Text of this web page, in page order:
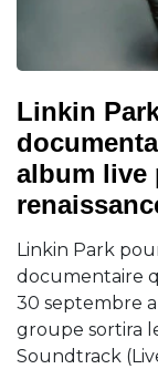
Linkin
album live
Linkin Park
documentaire
30 septembre
groupe sortira
Soundtrack